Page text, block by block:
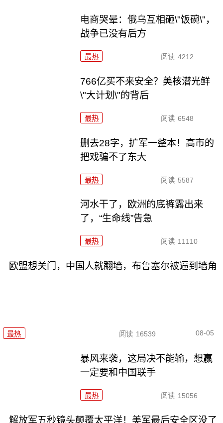
电商哭晕：俄乌互相砸\"饭碗\"，
战争已没有后方
最热 阅读 4212
766亿买不来安全？美核潜光鲜
\"大计划\"的背后
最热 阅读 6548
删去28字，扩军一整本！高市的
把戏骗不了东大
最热 阅读 5587
河水干了，欧洲的底裤露出来
了，“生命线”告急
最热 阅读 11110
欧盟想关门，中国人就翻墙，布鲁塞尔被逼到墙角
最热 阅读 16539 08-05
暴风来袭，这局决不能输，想赢
一定要和中国联手
最热 阅读 15056
解放军五秒镜头颠覆太平洋！美军最后安全区没了